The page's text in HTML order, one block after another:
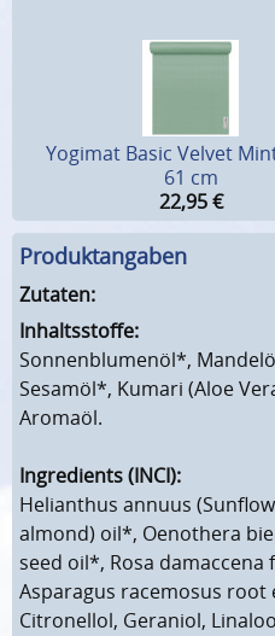
Yogimat Basic Velvet
61 cm
22,95 €
Produktangaben
Zutaten:
Inhaltsstoffe:
Sonnenblumenöl*,
Sesamöl*, Kumari (Aloe
Aromaöl.
Ingredients (INCI):
Helianthus annuus
almond) oil*, Oenothera
seed oil*, Rosa
Asparagus racemosus
Citronellol, Geraniol,